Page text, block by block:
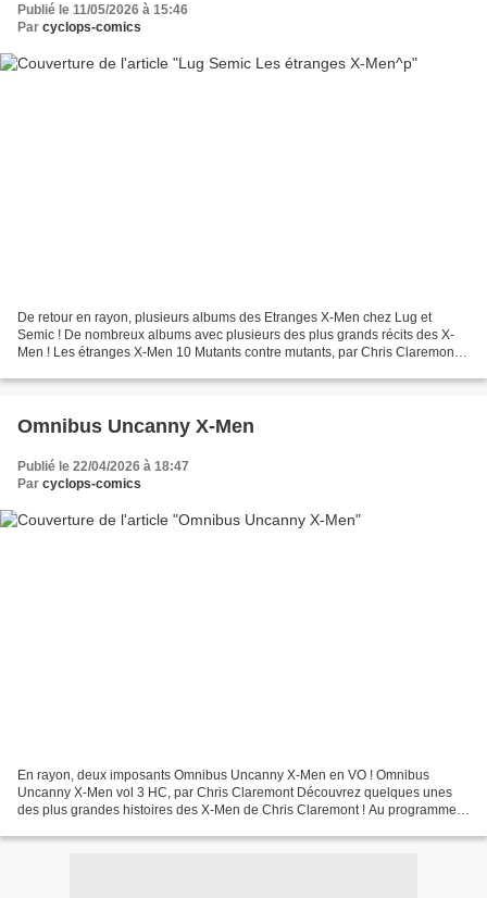
Publié le 11/05/2026 à 15:46
Par cyclops-comics
De retour en rayon, plusieurs albums des Etranges X-Men chez Lug et
Semic ! De nombreux albums avec plusieurs des plus grands récits des X-
Men ! Les étranges X-Men 10 Mutants contre mutants, par Chris Claremont
Omnibus Uncanny X-Men
Publié le 22/04/2026 à 18:47
Par cyclops-comics
En rayon, deux imposants Omnibus Uncanny X-Men en VO ! Omnibus
Uncanny X-Men vol 3 HC, par Chris Claremont Découvrez quelques unes
des plus grandes histoires des X-Men de Chris Claremont ! Au programme,